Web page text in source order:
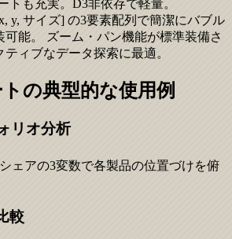
トも充実。D3非依存で軽量。
y, サイズ] の3要素配列で簡潔にバブル
可能。 ズーム・パン機能が標準装備さ
ィブなデータ探索に最適。
の典型的な使用例
リオ分析
ェアの3変数で各製品の位置づけを俯
較